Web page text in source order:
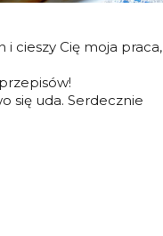
i cieszy Cię moja praca,
się uda. Serdecznie